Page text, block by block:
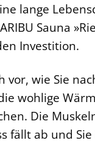
lange
Sauna
Investition.
vor, wie Sie
wohlige
Die
fällt ab und